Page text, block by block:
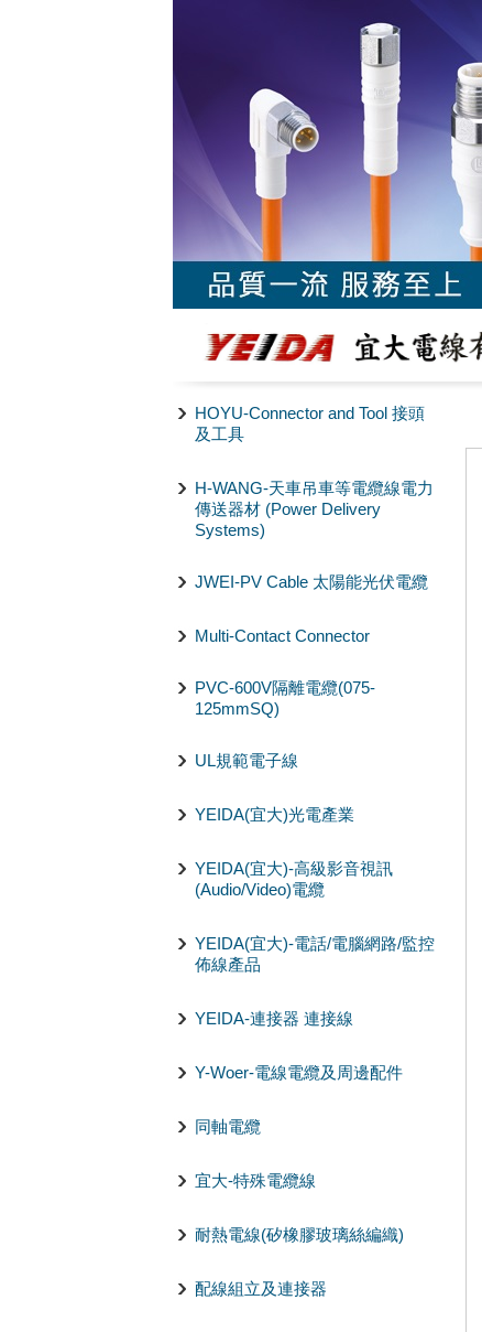
HOYU-Connector and Tool 接頭
及工具
H-WANG-天車吊車等電纜線電力
傳送器材 (Power Delivery
Systems)
JWEI-PV Cable 太陽能光伏電纜
Multi-Contact Connector
PVC-600V隔離電纜(075-
125mmSQ)
UL規範電子線
YEIDA(宜大)光電產業
YEIDA(宜大)-高級影音視訊
(Audio/Video)電纜
YEIDA(宜大)-電話/電腦網路/監控
佈線產品
YEIDA-連接器 連接線
Y-Woer-電線電纜及周邊配件
同軸電纜
宜大-特殊電纜線
耐熱電線(矽橡膠玻璃絲編織)
配線組立及連接器